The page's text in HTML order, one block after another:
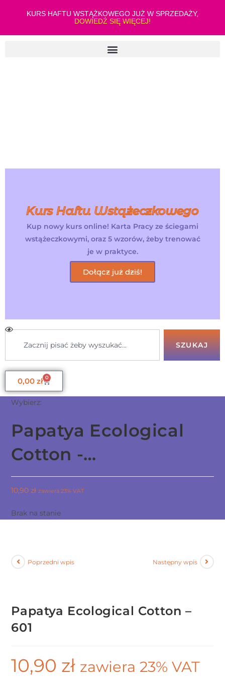
KURS HAFTU WSTĄŻKOWEGO JUŻ W SPRZEDAŻY,
DOWIEDŹ SIĘ WIĘCEJ!
Kurs Haftu Wstążeczkowego
Kup nowy kurs online! Karta Pracy ze ściegami
wstążeczkowymi, oraz 5 wzorów, żeby trenować
je w praktyce.
Dołącz już dziś!
SZUKAJ
0,00 zł 0
Wybierz:
Papatya Ecological
Cotton -…
10,90zł zawiera 23% VAT
Brak na stanie
Poprzedni wpis Następny wpis
Papatya Ecological Cotton –
601
10,90 zł zawiera 23% VAT